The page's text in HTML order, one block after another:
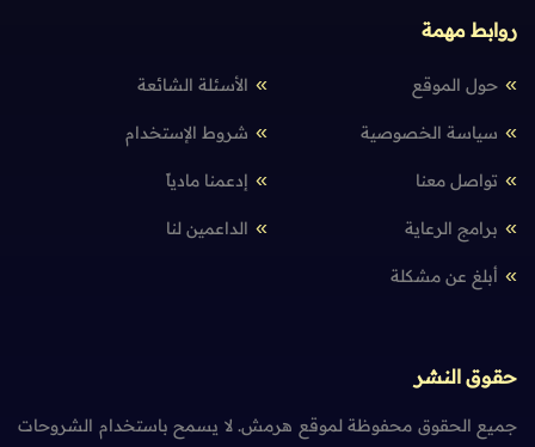
روابط مهمة
حول الموقع الأسئلة الشائعة
سياسة الخصوصية شروط الإستخدام
تواصل معنا إدعمنا مادياً
برامج الرعاية الداعمين لنا
أبلغ عن مشكلة
حقوق النشر
جميع الحقوق محفوظة لموقع هرمش. لا يسمح باستخدام الشروحات